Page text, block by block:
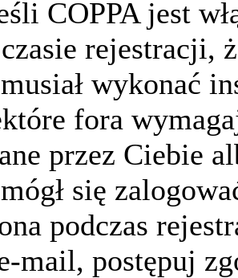
COPPA jest
rejestracji,
wykonać
fora
przez Ciebie
się
podczas
mail, postępuj